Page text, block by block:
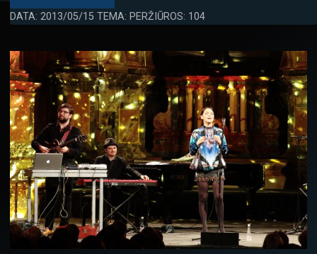
DATA: 2013/05/15 TEMA: PERŽIŪROS: 104